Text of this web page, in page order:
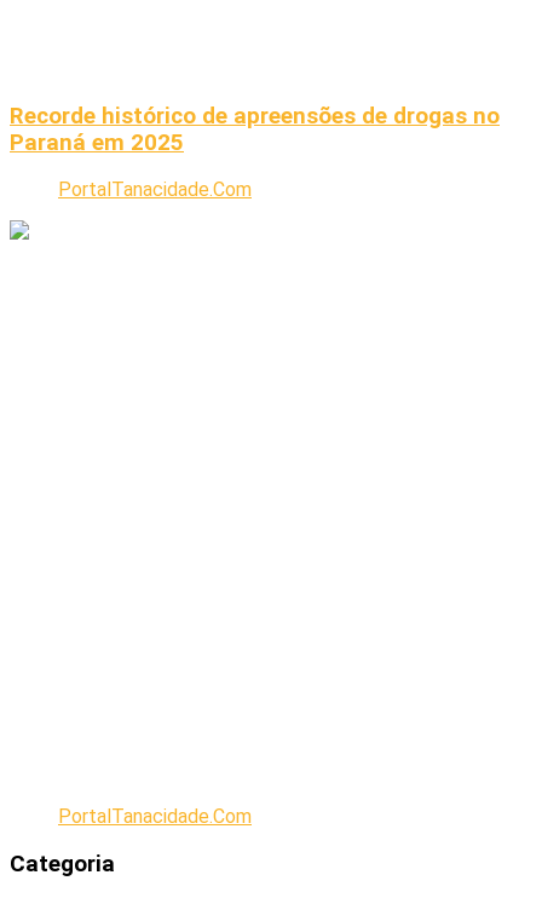
Recorde histórico de apreensões de drogas no
Paraná em 2025
PortalTanacidade.Com
PortalTanacidade.Com
Categoria